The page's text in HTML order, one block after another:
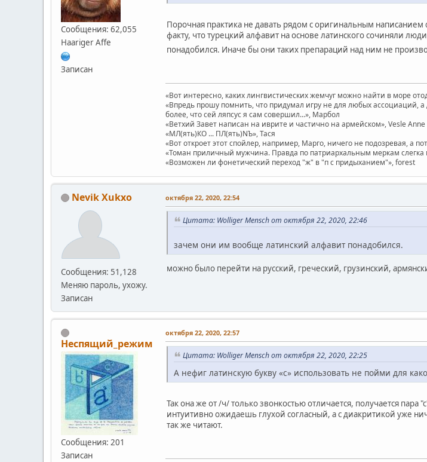
Сообщения: 62,055
Haariger Affe
Записан
Порочная практика не давать рядом с оригинальным
факту, что турецкий алфавит на основе латинского сочиняли
понадобился. Иначе бы они таких препараций над ним не
«Вот интересно, каких лингвистических жемчуг можно найти в море
«Впредь прошу помнить, что придумал игру не для любых ассоциаций,
более, что сей ляпсус я сам совершил...», Марбол
«Ветхий Завет написан на иврите и частично на армейском», Vesle Anne
«МЛ(ять)КО ... ПЛ(ять)NЪ», Тася
«Вот откроет этот спойлер, например, Марго, ничего не подозревая, а
«Томан приличный мужчина. Правда по патриархальным меркам слегка
«Возможен ли фонетический переход "ж" в "п с придыханием"», forest
Nevik Xukxo
Сообщения: 51,128
Меняю пароль, ухожу.
Записан
октября 22, 2020, 22:54
Цитата: Wolliger Mensch от октября 22, 2020, 22:46
зачем они им вообще латинский алфавит понадобился.
можно было перейти на русский, греческий, грузинский,
Неспящий_режим
Сообщения: 201
Записан
октября 22, 2020, 22:57
Цитата: Wolliger Mensch от октября 22, 2020, 22:25
А нефиг латинскую букву «c» использовать не пойми для
Так она же от /ч/ только звонкостью отличается, получается
интуитивно ожидаешь глухой согласный, а с диакритикой уже
так же читают.